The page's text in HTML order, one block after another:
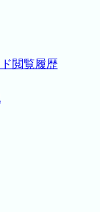
閲覧履歴